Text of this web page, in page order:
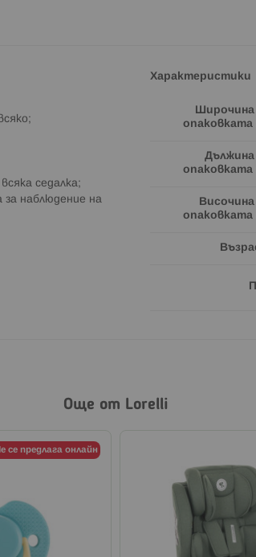
седалка;
за наблюдение на
Характеристики
Широчина
опаковката
Дължина
опаковката
Височина
опаковката
Още от Lorelli
се предлага онлайн